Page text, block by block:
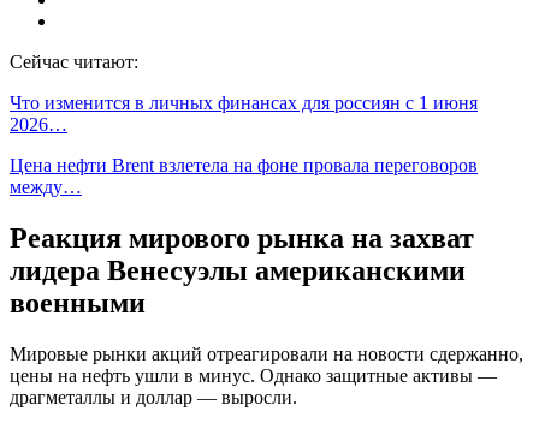
Сейчас читают:
Что изменится в личных финансах для россиян с 1 июня
2026…
Цена нефти Brent взлетела на фоне провала переговоров
между…
Реакция мирового рынка на захват
лидера Венесуэлы американскими
военными
Мировые рынки акций отреагировали на новости сдержанно,
цены на нефть ушли в минус. Однако защитные активы —
драгметаллы и доллар — выросли.